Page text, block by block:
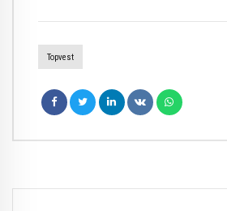
Topvest